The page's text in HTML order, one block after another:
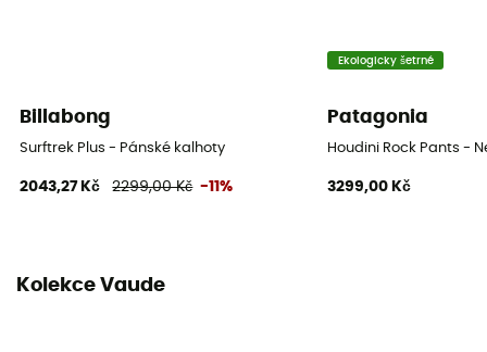
Délka
Billabong
Surftrek Plus - Pánské kalhoty
2043,27 Kč 2299,00 Kč -11%
Ekologicky šetrné
Patagonia
Houdini Rock Pants -
3299,00 Kč
Kolekce Vaude